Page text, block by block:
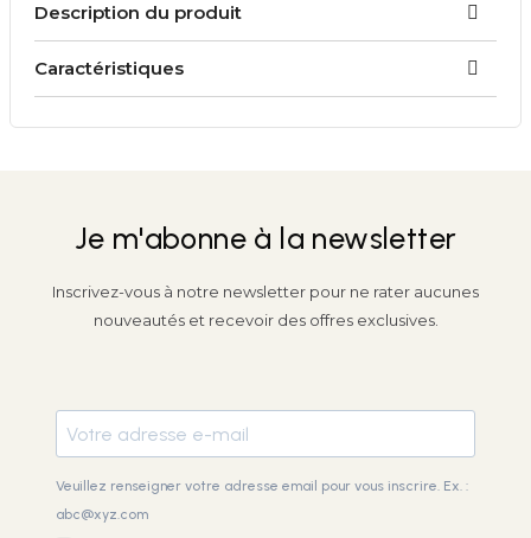
Description du produit
Caractéristiques
Je m'abonne à la newsletter
Inscrivez-vous à notre newsletter pour ne rater aucunes
nouveautés et recevoir des offres exclusives.
Veuillez renseigner votre adresse email pour vous inscrire. Ex. :
abc@xyz.com